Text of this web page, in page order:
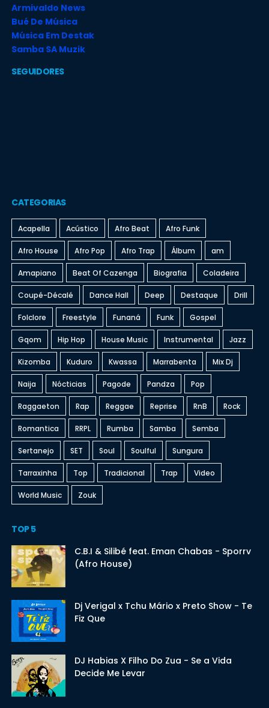
Armivaldo News
Bué De Música
Música Em Destak
Samba SA Muzik
SEGUIDORES
CATEGORIAS
Acapella Acústico Afro Beat Afro Funk
Afro House Afro Pop Afro Trap Álbum am
Amapiano Beat Of Cazenga Biografia Coladeira
Coupé-Décalé Dance Hall Deep Destaque Drill
Folclore Freestyle Funaná Funk Gospel
Gqom Hip Hop House Music Instrumental Jazz
Kizomba Kuduro Kwassa Marrabenta Mix Dj
Naija Nócticias Pagode Pandza Pop
Raggaeton Rap Reggae Reprise RnB Rock
Romantica RRPL Rumba Samba Semba
Sertanejo SET Soul Soulful Sungura
Tarraxinha Top Tradicional Trap Video
World Music Zouk
TOP 5
C.B.I & Silibé feat. Eman Chabas - Sporrv
(Afro House)
Dj Verigal x Tchu Mário x Preto Show - Te
Fiz Que
DJ Habias X Filho Do Zua - Se a Vida
Decide Me Levar